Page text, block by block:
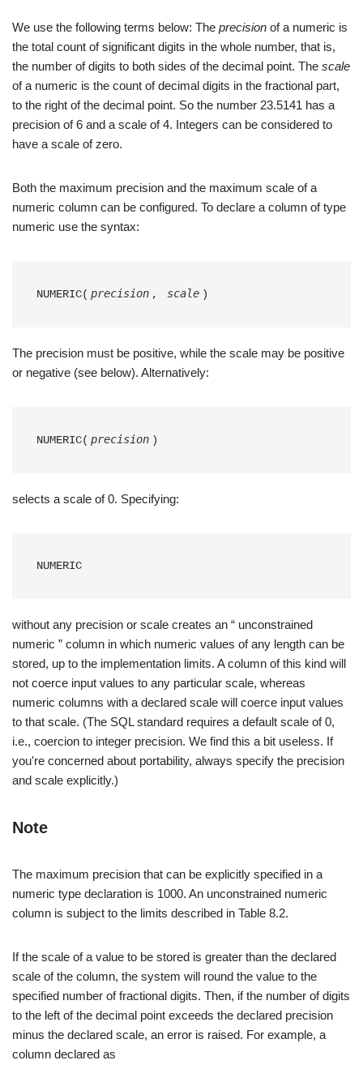
We use the following terms below: The precision of a numeric is
the total count of significant digits in the whole number, that is,
the number of digits to both sides of the decimal point. The scale
of a numeric is the count of decimal digits in the fractional part,
to the right of the decimal point. So the number 23.5141 has a
precision of 6 and a scale of 4. Integers can be considered to
have a scale of zero.
Both the maximum precision and the maximum scale of a
numeric column can be configured. To declare a column of type
numeric use the syntax:
NUMERIC( precision , scale )
The precision must be positive, while the scale may be positive
or negative (see below). Alternatively:
NUMERIC( precision )
selects a scale of 0. Specifying:
NUMERIC
without any precision or scale creates an “ unconstrained
numeric ” column in which numeric values of any length can be
stored, up to the implementation limits. A column of this kind will
not coerce input values to any particular scale, whereas
numeric columns with a declared scale will coerce input values
to that scale. (The SQL standard requires a default scale of 0,
i.e., coercion to integer precision. We find this a bit useless. If
you're concerned about portability, always specify the precision
and scale explicitly.)
Note
The maximum precision that can be explicitly specified in a
numeric type declaration is 1000. An unconstrained numeric
column is subject to the limits described in Table 8.2.
If the scale of a value to be stored is greater than the declared
scale of the column, the system will round the value to the
specified number of fractional digits. Then, if the number of digits
to the left of the decimal point exceeds the declared precision
minus the declared scale, an error is raised. For example, a
column declared as